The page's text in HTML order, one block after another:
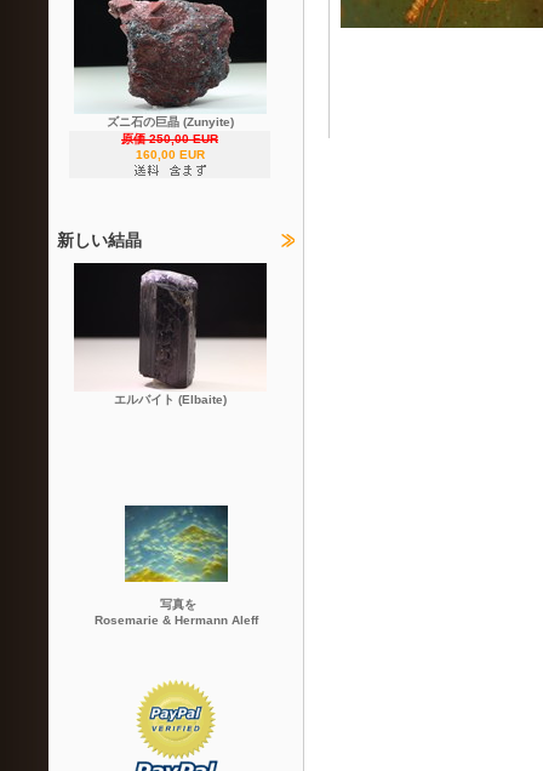
ズニ石の巨晶 (Zunyite)
原価 250,00 EUR
160,00 EUR
新しい結晶
エルバイト (Elbaite)
写真を
Rosemarie & Hermann Aleff